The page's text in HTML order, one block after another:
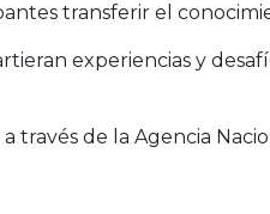
transferir el
experiencias y
de la Agencia